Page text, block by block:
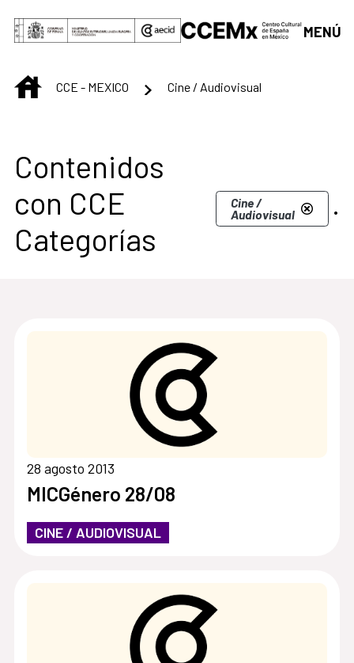
Saltar al contenido principal
MENÚ
INICIOCCE - MEXICO Cine / Audiovisual
Centro Cultural de
Contenidos
con CCE
Categorías
Cine /
Audiovisual .
28 agosto 2013
MICGénero 28/08
CINE / AUDIOVISUAL